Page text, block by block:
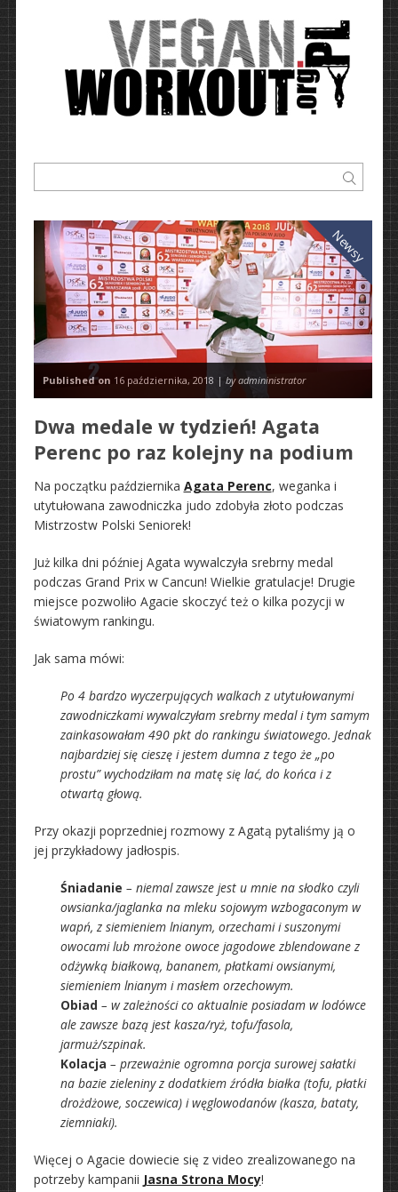
Newsy
Published on 16 października, 2018 | by admininistrator
Dwa medale w tydzień! Agata
Perenc po raz kolejny na podium
Na początku października Agata Perenc, weganka i
utytułowana zawodniczka judo zdobyła złoto podczas
Mistrzostw Polski Seniorek!
Już kilka dni później Agata wywalczyła srebrny medal
podczas Grand Prix w Cancun! Wielkie gratulacje! Drugie
miejsce pozwoliło Agacie skoczyć też o kilka pozycji w
światowym rankingu.
Jak sama mówi:
Po 4 bardzo wyczerpujących walkach z utytułowanymi
zawodniczkami wywalczyłam srebrny medal i tym samym
zainkasowałam 490 pkt do rankingu światowego. Jednak
najbardziej się cieszę i jestem dumna z tego że „po
prostu” wychodziłam na matę się lać, do końca i z
otwartą głową.
Przy okazji poprzedniej rozmowy z Agatą pytaliśmy ją o
jej przykładowy jadłospis.
Śniadanie – niemal zawsze jest u mnie na słodko czyli
owsianka/jaglanka na mleku sojowym wzbogaconym w
wapń, z siemieniem lnianym, orzechami i suszonymi
owocami lub mrożone owoce jagodowe zblendowane z
odżywką białkową, bananem, płatkami owsianymi,
siemieniem lnianym i masłem orzechowym.
Obiad – w zależności co aktualnie posiadam w lodówce
ale zawsze bazą jest kasza/ryż, tofu/fasola,
jarmuż/szpinak.
Kolacja – przeważnie ogromna porcja surowej sałatki
na bazie zieleniny z dodatkiem źródła białka (tofu, płatki
drożdżowe, soczewica) i węglowodanów (kasza, bataty,
ziemniaki).
Więcej o Agacie dowiecie się z video zrealizowanego na
potrzeby kampanii Jasna Strona Mocy!